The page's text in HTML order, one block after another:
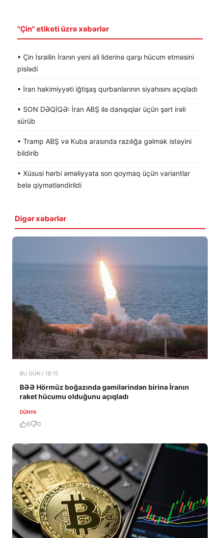
"Çin" etiketi üzrə xəbərlər
• Çin İsrailin İranın yeni ali liderinə qarşı hücum etməsini
pislədi
• İran hakimiyyəti iğtişaş qurbanlarının siyahısını açıqladı
• SON DƏQİQƏ: İran ABŞ ilə danışıqlar üçün şərt irəli
sürüb
• Tramp ABŞ və Kuba arasında razılığa gəlmək istəyini
bildirib
• Xüsusi hərbi əməliyyata son qoymaq üçün variantlar
belə qiymətləndirildi
Digər xəbərlər
BU GÜN / 18:15
BƏƏ Hörmüz boğazında gəmilərindən birinə İranın
raket hücumu olduğunu açıqladı
DÜNYA
0 0